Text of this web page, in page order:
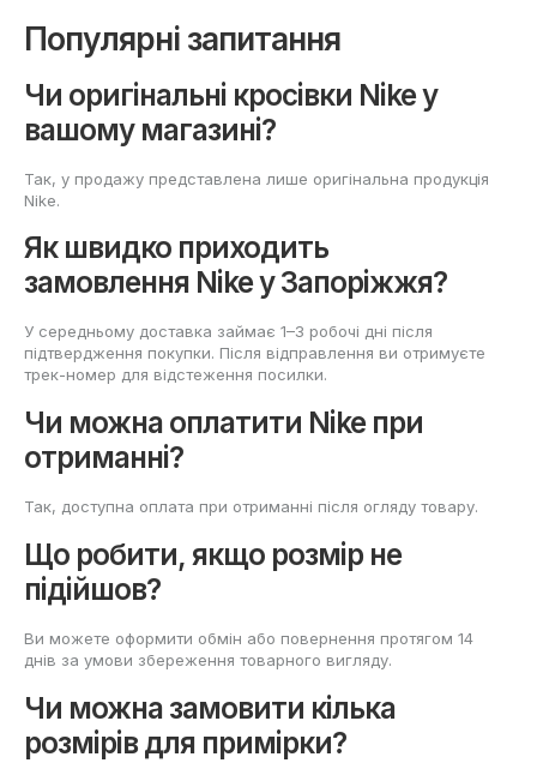
Популярні запитання
Чи оригінальні кросівки Nike у
вашому магазині?
Так, у продажу представлена лише оригінальна продукція
Nike.
Як швидко приходить
замовлення Nike у Запоріжжя?
У середньому доставка займає 1–3 робочі дні після
підтвердження покупки. Після відправлення ви отримуєте
трек-номер для відстеження посилки.
Чи можна оплатити Nike при
отриманні?
Так, доступна оплата при отриманні після огляду товару.
Що робити, якщо розмір не
підійшов?
Ви можете оформити обмін або повернення протягом 14
днів за умови збереження товарного вигляду.
Чи можна замовити кілька
розмірів для примірки?